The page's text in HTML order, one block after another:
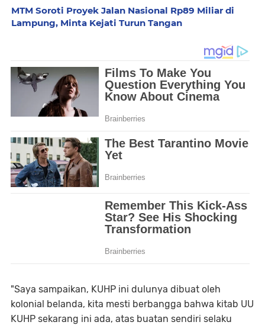
MTM Soroti Proyek Jalan Nasional Rp89 Miliar di
Lampung, Minta Kejati Turun Tangan
"Saya sampaikan, KUHP ini dulunya dibuat oleh
kolonial belanda, kita mesti berbangga bahwa kitab UU
KUHP sekarang ini ada, atas buatan sendiri selaku